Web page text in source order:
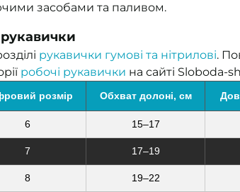
засобами та паливом.
рукавички гумові та нітрилові.
робочі рукавички на сайті Sloboda-
розмір Обхват долоні, см
6 15–17
7 17–19
8 19–22